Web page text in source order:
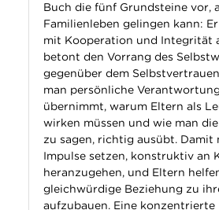
Buch die fünf Grundsteine vor,
Familienleben gelingen kann:
mit Kooperation und Integrität
betont den Vorrang des
gegenüber dem
man persönliche Verantwortung
übernimmt, warum Eltern als
wirken müssen und wie man die
zu sagen, richtig ausübt. Damit
Impulse setzen, konstruktiv an
heranzugehen, und Eltern
gleichwürdige Beziehung zu
aufzubauen. Eine konzentrierte